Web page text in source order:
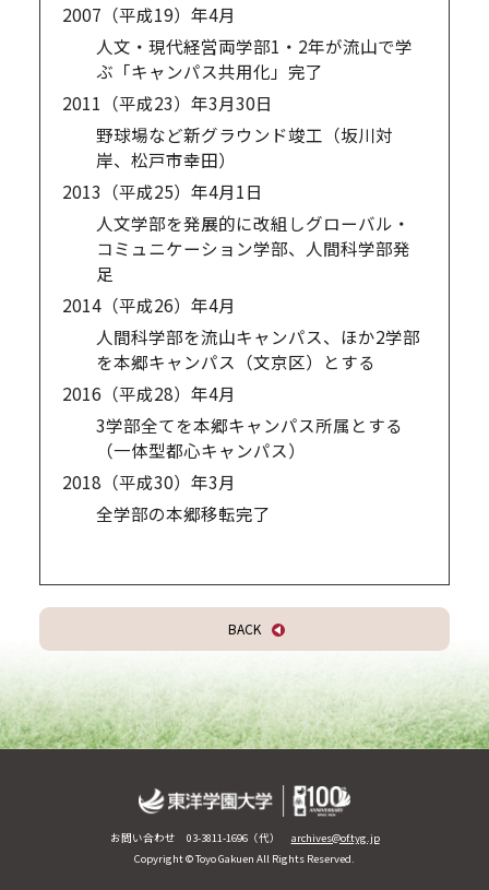
2007（平成19）年4月
人文・現代経営両学部1・2年が流山で学
ぶ「キャンパス共用化」完了
2011（平成23）年3月30日
野球場など新グラウンド竣工（坂川対
岸、松戸市幸田）
2013（平成25）年4月1日
人文学部を発展的に改組しグローバル・
コミュニケーション学部、人間科学部発
足
2014（平成26）年4月
人間科学部を流山キャンパス、ほか2学部
を本郷キャンパス（文京区）とする
2016（平成28）年4月
3学部全てを本郷キャンパス所属とする
（一体型都心キャンパス）
2018（平成30）年3月
全学部の本郷移転完了
BACK
お問い合わせ 03-3811-1696（代） archives@of.tyg.jp
Copyright © Toyo Gakuen All Rights Reserved.